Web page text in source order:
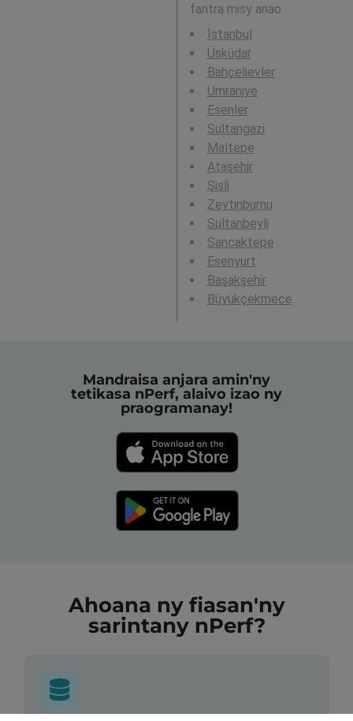
faritra misy anao:
İstanbul
Üsküdar
Bahçelievler
Umraniye
Esenler
Sultangazi
Maltepe
Ataşehir
Şişli
Zeytinburnu
Sultanbeyli
Sancaktepe
Esenyurt
Başakşehir
Büyükçekmece
Mandraisa anjara amin'ny
tetikasa nPerf, alaivo izao ny
praogramanay!
Ahoana ny fiasan'ny
sarintany nPerf?